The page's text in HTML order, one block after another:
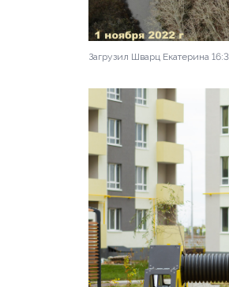
Загрузил Шварц Екатерина